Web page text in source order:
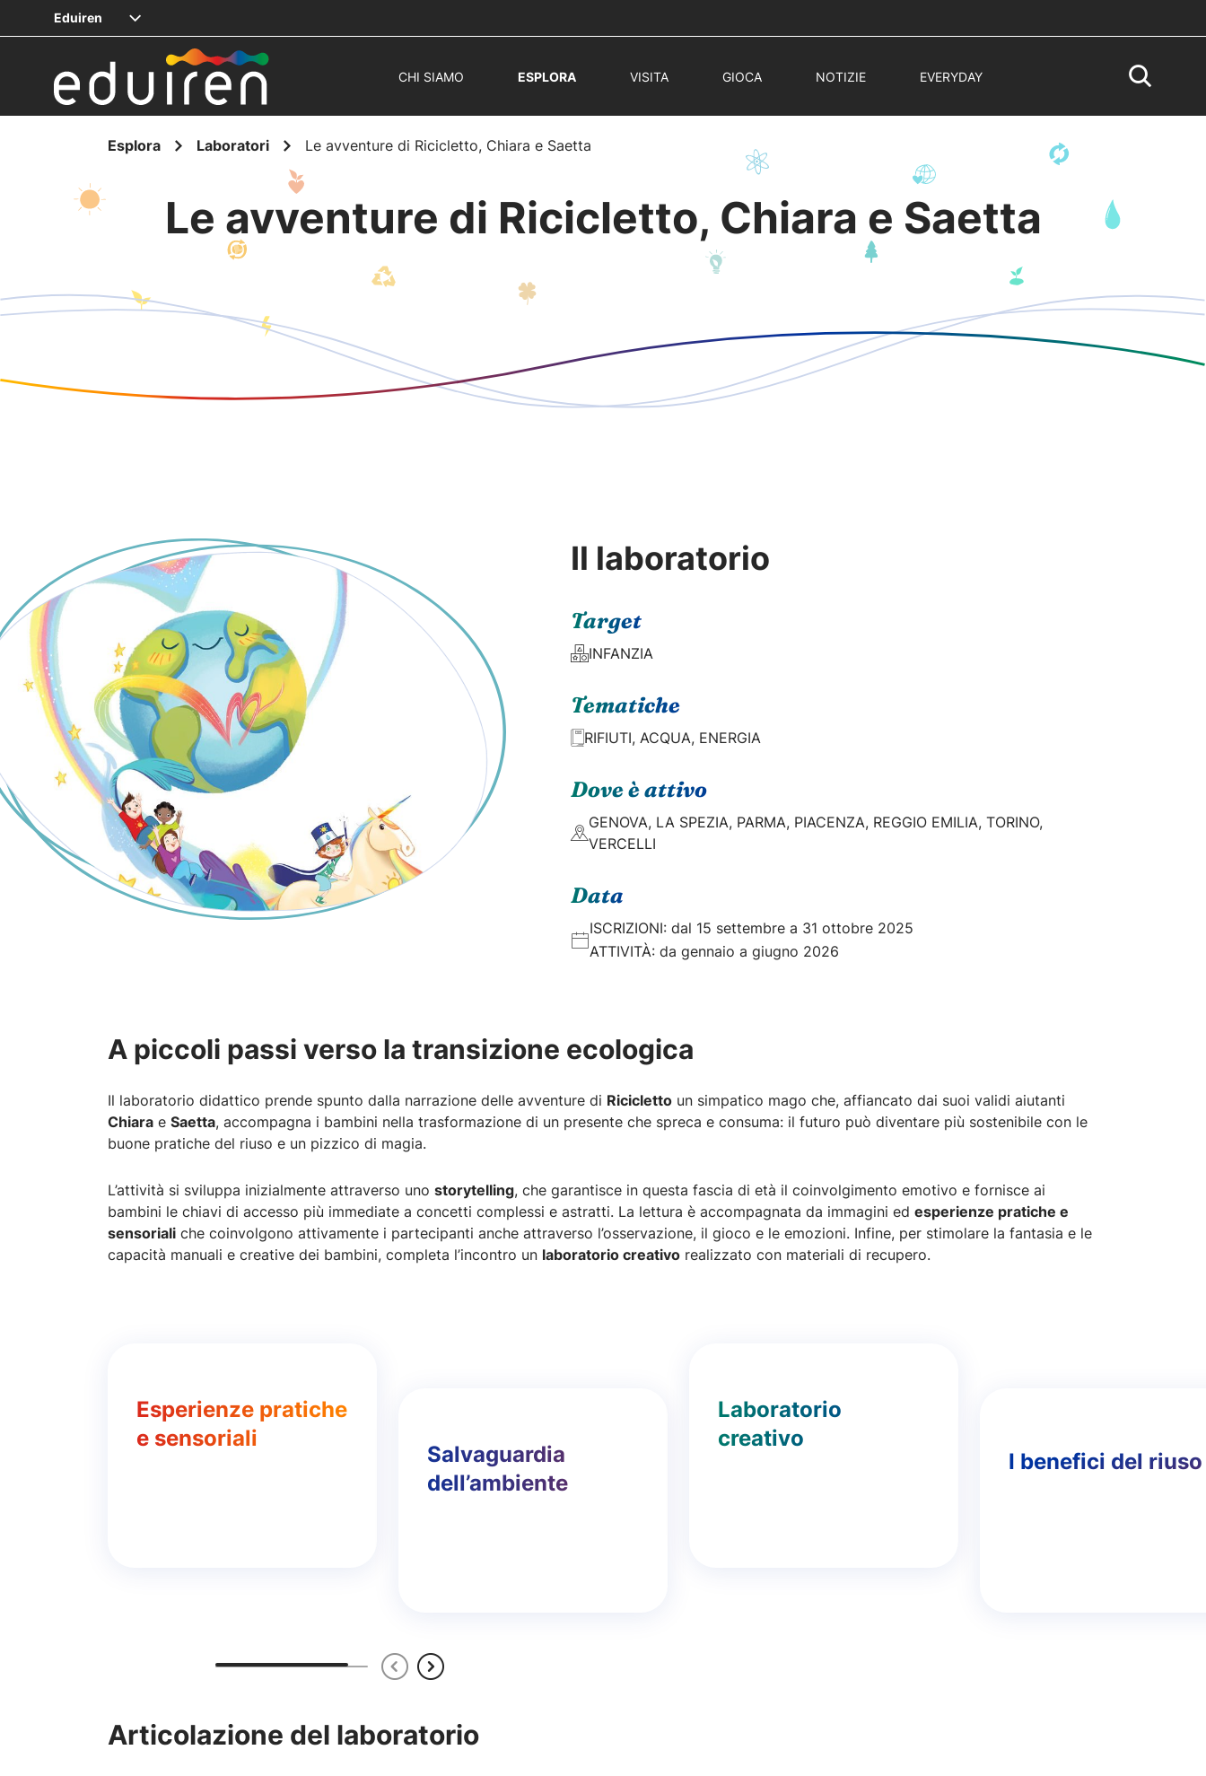
Eduiren
CHI SIAMO ESPLORA VISITA GIOCA NOTIZIE EVERYDAY
Esplora Laboratori Le avventure di Ricicletto, Chiara e Saetta
Le avventure di Ricicletto, Chiara e Saetta
Il laboratorio
Target
INFANZIA
Tematiche
RIFIUTI, ACQUA, ENERGIA
Dove è attivo
GENOVA, LA SPEZIA, PARMA, PIACENZA, REGGIO EMILIA, TORINO,
VERCELLI
Data
ISCRIZIONI: dal 15 settembre a 31 ottobre 2025
ATTIVITÀ: da gennaio a giugno 2026
A piccoli passi verso la transizione ecologica
Il laboratorio didattico prende spunto dalla narrazione delle avventure di Ricicletto un simpatico mago che, affiancato dai suoi validi aiutanti
Chiara e Saetta, accompagna i bambini nella trasformazione di un presente che spreca e consuma: il futuro può diventare più sostenibile con le
buone pratiche del riuso e un pizzico di magia.
L’attività si sviluppa inizialmente attraverso uno storytelling, che garantisce in questa fascia di età il coinvolgimento emotivo e fornisce ai
bambini le chiavi di accesso più immediate a concetti complessi e astratti. La lettura è accompagnata da immagini ed esperienze pratiche e
sensoriali che coinvolgono attivamente i partecipanti anche attraverso l’osservazione, il gioco e le emozioni. Infine, per stimolare la fantasia e le
capacità manuali e creative dei bambini, completa l’incontro un laboratorio creativo realizzato con materiali di recupero.
Esperienze pratiche
e sensoriali
Salvaguardia
dell’ambiente
Laboratorio
creativo
I benefici del riuso
Articolazione del laboratorio